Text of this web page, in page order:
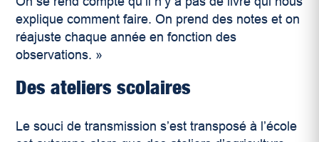
explique comment faire. On prend des notes et on
réajuste chaque année en fonction des
observations. »
Des ateliers scolaires
Le souci de transmission s’est transposé à l’école